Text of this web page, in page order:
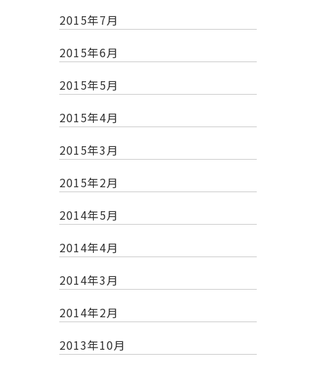
2015年7月
2015年6月
2015年5月
2015年4月
2015年3月
2015年2月
2014年5月
2014年4月
2014年3月
2014年2月
2013年10月